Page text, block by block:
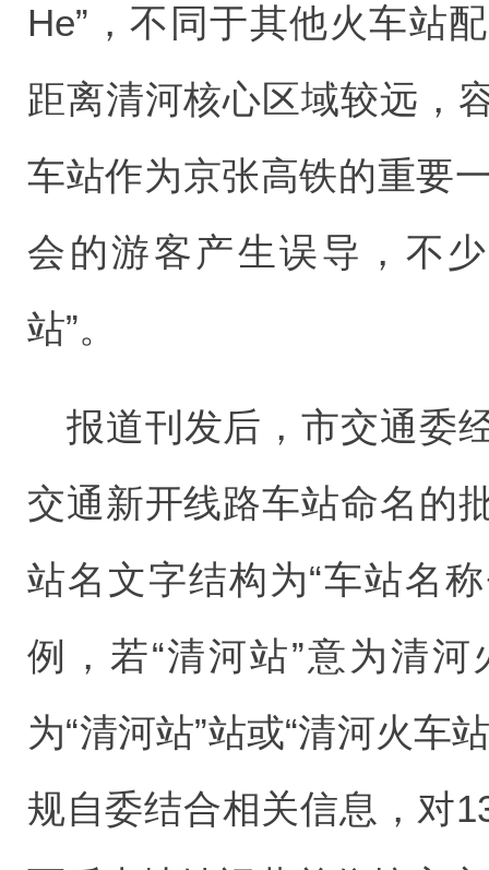
He”，不同于其他火车站
距离清河核心区域较远，
车站作为京张高铁的重要
会的游客产生误导，不
站”。
报道刊发后，市交通委
交通新开线路车站命名的
站名文字结构为“车站名
例，若“清河站”意为清
为“清河站”站或“清河火车
规自委结合相关信息，对